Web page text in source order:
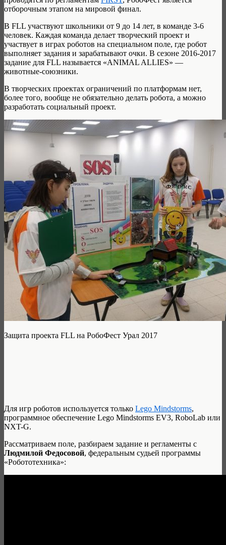
отборочным этапом на мировой финал.
В FLL участвуют школьники от 9 до 14 лет, в команде 3-6
человек. Каждая команда делает творческий проект и
участвует в играх роботов на специальном поле, где робот
выполняет задания и зарабатывают очки. В сезоне 2016-2017
задание для FLL называется «ANIMAL ALLIES» —
животные-союзники.
В творческих проектах ограничений по платформам нет,
более того, вообще не обязательно делать робота, а можно
разработать социальный проект.
Защита проекта FLL на РобоФест Урал 2017
Для игр роботов используется только Lego Mindstorms,
программное обеспечение Lego Mindstorms EV3, RoboLab или
NXT-G.
Рассматриваем поле, разбираем задание и регламенты с
Людмилой Федосовой, федеральным судьей программы
«Робототехника»: